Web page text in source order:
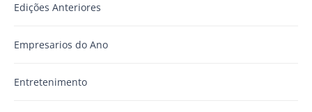
Edições Anteriores
Empresarios do Ano
Entretenimento